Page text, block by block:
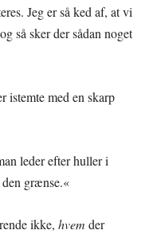
Jeg er så ked af, at vi
så sker der sådan noget
istemte med en skarp
leder efter huller i
grænse.«
ikke, hvem der